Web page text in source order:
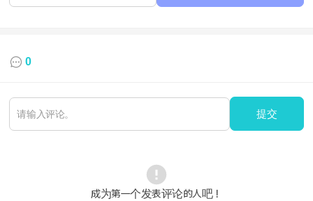
0
提交
成为第一个发表评论的人吧！